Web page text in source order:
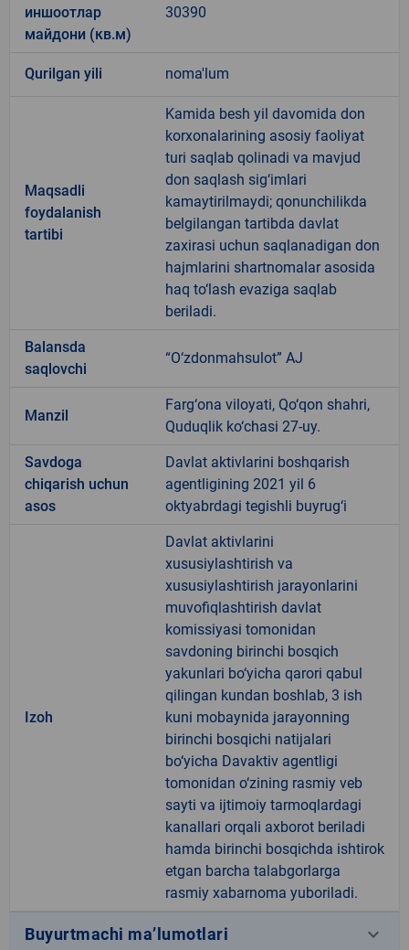
иншоотлар
майдони (кв.м)
30390
Qurilgan yili noma'lum
Maqsadli
foydalanish
tartibi
Kamida besh yil davomida don
korxonalarining asosiy faoliyat
turi saqlab qolinadi va mavjud
don saqlash sig‘imlari
kamaytirilmaydi; qonunchilikda
belgilangan tartibda davlat
zaxirasi uchun saqlanadigan don
hajmlarini shartnomalar asosida
haq to‘lash evaziga saqlab
beriladi.
Balansda
saqlovchi
“O‘zdonmahsulot” AJ
Manzil
Farg‘ona viloyati, Qo‘qon shahri,
Quduqlik ko‘chasi 27-uy.
Savdoga
chiqarish uchun
asos
Davlat aktivlarini boshqarish
agentligining 2021 yil 6
oktyabrdagi tegishli buyrug‘i
Izoh
Davlat aktivlarini
xususiylashtirish va
xususiylashtirish jarayonlarini
muvofiqlashtirish davlat
komissiyasi tomonidan
savdoning birinchi bosqich
yakunlari bo‘yicha qarori qabul
qilingan kundan boshlab, 3 ish
kuni mobaynida jarayonning
birinchi bosqichi natijalari
bo‘yicha Davaktiv agentligi
tomonidan o‘zining rasmiy veb
sayti va ijtimoiy tarmoqlardagi
kanallari orqali axborot beriladi
hamda birinchi bosqichda ishtirok
etgan barcha talabgorlarga
rasmiy xabarnoma yuboriladi.
Buyurtmachi ma’lumotlari keyboard_arrow_down